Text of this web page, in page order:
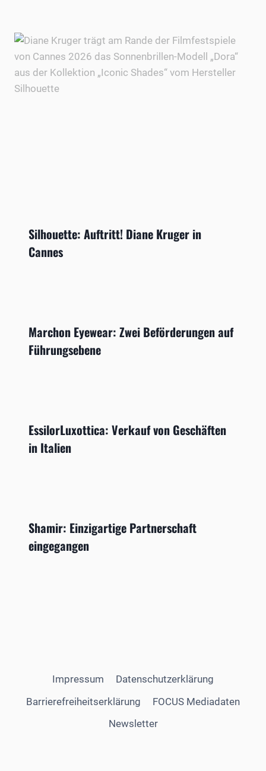
Silhouette: Auftritt! Diane Kruger in
Cannes
Marchon Eyewear: Zwei Beförderungen auf
Führungsebene
EssilorLuxottica: Verkauf von Geschäften
in Italien
Shamir: Einzigartige Partnerschaft
eingegangen
Impressum
Datenschutzerklärung
Barrierefreiheitserklärung
FOCUS Mediadaten
Newsletter